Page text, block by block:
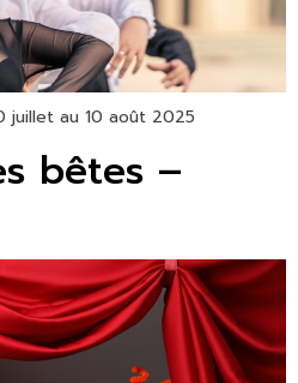
juillet au 10 août 2025
bêtes –